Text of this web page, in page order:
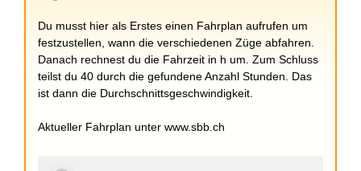
Du musst hier als Erstes einen Fahrplan aufrufen um
festzustellen, wann die verschiedenen Züge abfahren.
Danach rechnest du die Fahrzeit in h um. Zum Schluss
teilst du 40 durch die gefundene Anzahl Stunden. Das
ist dann die Durchschnittsgeschwindigkeit.
Aktueller Fahrplan unter www.sbb.ch